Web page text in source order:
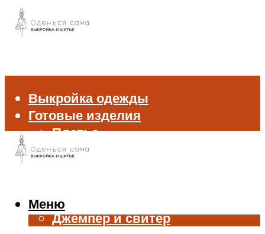
Выкройка одежды
Готовые изделия
Платье
Брюки
Жилет
Джемпер и свитер
Меню